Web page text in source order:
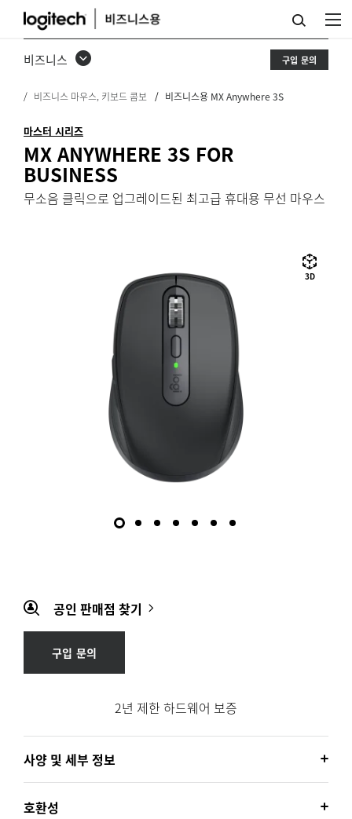
비
즈
스
용
MX
ANYWHERE
비즈니스 구입 문의
비즈니스 마우스, 키보드 콤보 비즈니스용 MX Anywhere 3S
마스터 시리즈
MX ANYWHERE 3S FOR
BUSINESS
무소음 클릭으로 업그레이드된 최고급 휴대용 무선 마우스
3D
공인 판매점 찾기
구입 문의
2년 제한 하드웨어 보증
사양 및 세부 정보
호환성